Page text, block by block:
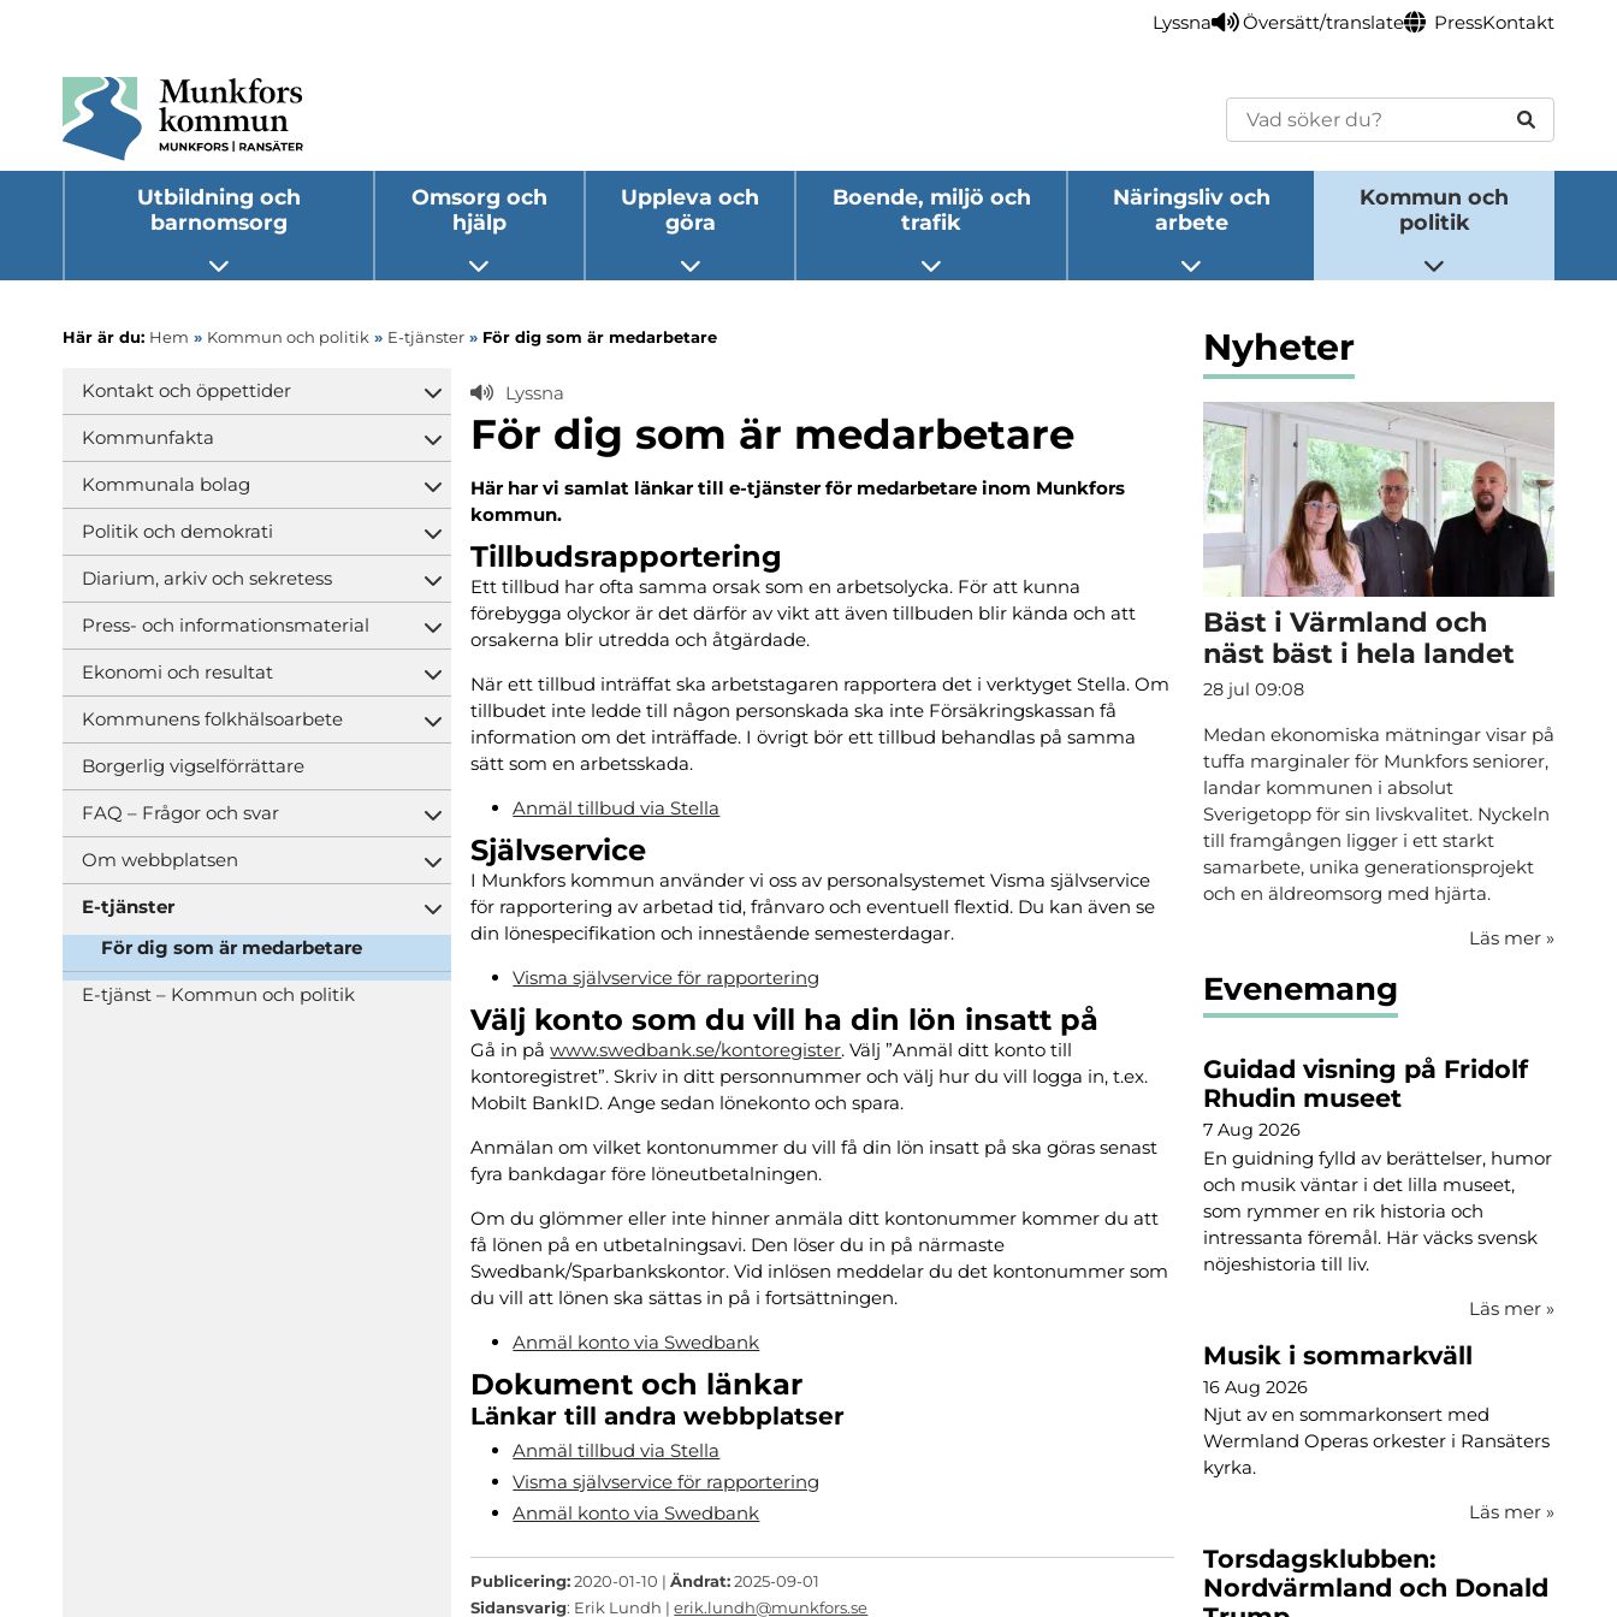
Lyssna Översätt/translate PressKontakt
Sök
Utbildning och
barnomsorg
Öppna undermeny
Omsorg och
hjälp
Öppna undermeny
Uppleva och
göra
Öppna undermeny
Boende, miljö och
trafik
Öppna undermeny
Näringsliv och
arbete
Öppna undermeny
Kommun och
politik
Öppna undermeny
Här är du: Hem » Kommun och politik » E-tjänster » För dig som är medarbetare
Kontakt och öppettider
Öppna undermeny
Kommunfakta
Öppna undermeny
Kommunala bolag
Öppna undermeny
Politik och demokrati
Öppna undermeny
Diarium, arkiv och sekretess
Öppna undermeny
Press- och informationsmaterial
Öppna undermeny
Ekonomi och resultat
Öppna undermeny
Kommunens folkhälsoarbete
Öppna undermeny
Borgerlig vigselförrättare
FAQ – Frågor och svar
Öppna undermeny
Om webbplatsen
Öppna undermeny
E-tjänster
Öppna undermeny
För dig som är medarbetare
E-tjänst – Kommun och politik
Lyssna
För dig som är medarbetare
Här har vi samlat länkar till e-tjänster för medarbetare inom Munkfors
kommun.
Tillbudsrapportering
Ett tillbud har ofta samma orsak som en arbetsolycka. För att kunna
förebygga olyckor är det därför av vikt att även tillbuden blir kända och att
orsakerna blir utredda och åtgärdade.
När ett tillbud inträffat ska arbetstagaren rapportera det i verktyget Stella. Om
tillbudet inte ledde till någon personskada ska inte Försäkringskassan få
information om det inträffade. I övrigt bör ett tillbud behandlas på samma
sätt som en arbetsskada.
Anmäl tillbud via Stella
Självservice
I Munkfors kommun använder vi oss av personalsystemet Visma självservice
för rapportering av arbetad tid, frånvaro och eventuell flextid. Du kan även se
din lönespecifikation och innestående semesterdagar.
Visma självservice för rapportering
Välj konto som du vill ha din lön insatt på
Gå in påwww.swedbank.se/kontoregister. Välj ”Anmäl ditt konto till
kontoregistret”. Skriv in ditt personnummer och välj hur du vill logga in, t.ex.
Mobilt BankID. Ange sedan lönekonto och spara.
Anmälan om vilket kontonummer du vill få din lön insatt på ska göras senast
fyra bankdagar före löneutbetalningen.
Om du glömmer eller inte hinner anmäla ditt kontonummer kommer du att
få lönen på en utbetalningsavi. Den löser du in på närmaste
Swedbank/Sparbankskontor. Vid inlösen meddelar du det kontonummer som
du vill att lönen ska sättas in på i fortsättningen.
Anmäl konto via Swedbank
Dokument och länkar
Länkar till andra webbplatser
Anmäl tillbud via Stella
Visma självservice för rapportering
Anmäl konto via Swedbank
Publicering:2020-01-10 |Ändrat:2025-09-01
Sidansvarig: Erik Lundh |erik.lundh@munkfors.se
Nyheter
Bäst i Värmland och
näst bäst i hela landet
28 jul 09:08
Medan ekonomiska mätningar visar på
tuffa marginaler för Munkfors seniorer,
landar kommunen i absolut
Sverigetopp för sin livskvalitet. Nyckeln
till framgången ligger i ett starkt
samarbete, unika generationsprojekt
och en äldreomsorg med hjärta.
Läs mer »
Evenemang
Guidad visning på Fridolf
Rhudin museet
7 Aug 2026
En guidning fylld av berättelser, humor
och musik väntar i det lilla museet,
som rymmer en rik historia och
intressanta föremål. Här väcks svensk
nöjeshistoria till liv.
Läs mer »
Musik i sommarkväll
16 Aug 2026
Njut av en sommarkonsert med
Wermland Operas orkester i Ransäters
kyrka.
Läs mer »
Torsdagsklubben:
Nordvärmland och Donald